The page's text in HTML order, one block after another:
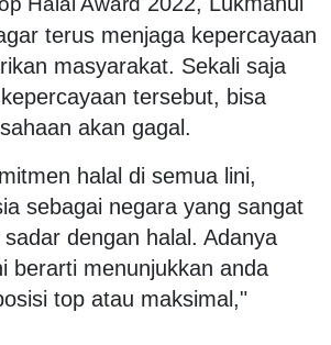
terus menjaga kepercayaan
masyarakat. Sekali saja
tersebut, bisa
akan gagal.
halal di semua lini,
sebagai negara yang sangat
dengan halal. Adanya
berarti menunjukkan anda
top atau maksimal,"